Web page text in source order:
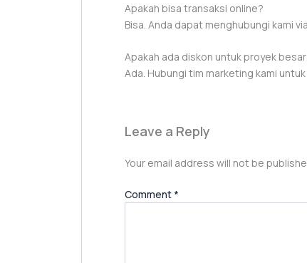
Apakah bisa transaksi online?
Bisa. Anda dapat menghubungi kami
Apakah ada diskon untuk proyek
Ada. Hubungi tim marketing kami
Leave a Reply
Your email address will not be
Comment *